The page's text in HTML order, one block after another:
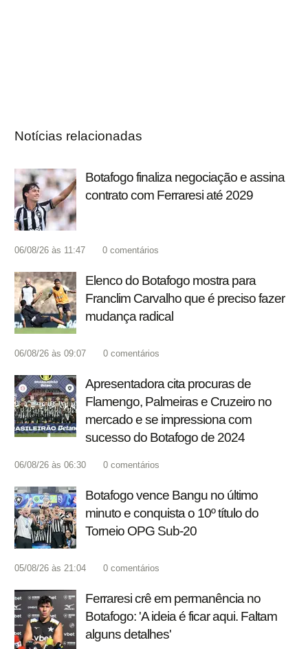
Notícias relacionadas
Botafogo finaliza negociação e assina
contrato com Ferraresi até 2029
06/08/26 às 11:47 0 comentários
Elenco do Botafogo mostra para
Franclim Carvalho que é preciso fazer
mudança radical
06/08/26 às 09:07 0 comentários
Apresentadora cita procuras de
Flamengo, Palmeiras e Cruzeiro no
mercado e se impressiona com
sucesso do Botafogo de 2024
06/08/26 às 06:30 0 comentários
Botafogo vence Bangu no último
minuto e conquista o 10º título do
Torneio OPG Sub-20
05/08/26 às 21:04 0 comentários
Ferraresi crê em permanência no
Botafogo: 'A ideia é ficar aqui. Faltam
alguns detalhes'